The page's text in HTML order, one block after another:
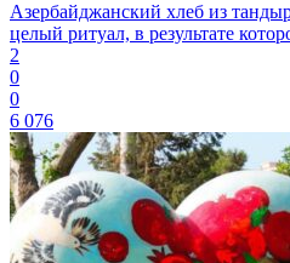
Азербайджанский хлеб из
целый ритуал, в результате
2
0
0
6 076